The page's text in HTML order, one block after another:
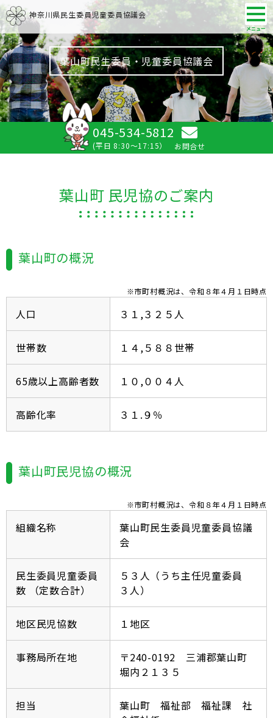
神奈川県民生委員児童委員協議会
葉山町民生委員・児童委員協議会
045-534-5812
(平日 8:30～17:15） お問合せ
葉山町 民児協のご案内
葉山町の概況
※市町村概況は、令和８年４月１日時点
人口 ３１,３２５人
世帯数 １４,５８８世帯
65歳以上高齢者数 １０,００４人
高齢化率 ３１.９％
葉山町民児協の概況
※市町村概況は、令和８年４月１日時点
組織名称
葉山町民生委員児童委員協議
会
民生委員児童委員
数 （定数合計）
５３人（うち主任児童委員
３人）
地区民児協数 １地区
事務局所在地
〒240-0192 三浦郡葉山町
堀内２１３５
担当
葉山町 福祉部 福祉課 社